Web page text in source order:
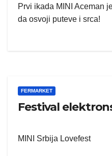
Prvi ikada MINI Aceman
da osvoji puteve i srca!
FERMARKET
Festival
MINI Srbija Lovefest